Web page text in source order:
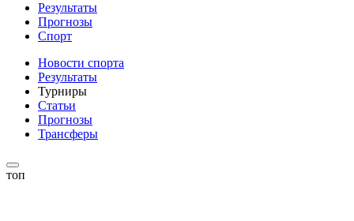
Результаты
Прогнозы
Спорт
Новости спорта
Результаты
Турниры
Статьи
Прогнозы
Трансферы
топ